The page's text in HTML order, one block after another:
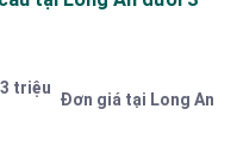
triệu
Đơn giá tại Long An